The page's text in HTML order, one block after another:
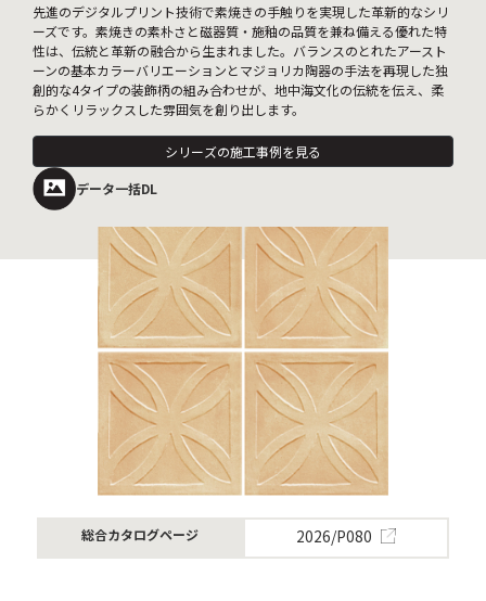
先進のデジタルプリント技術で素焼きの手触りを実現した革新的なシリ
ーズです。素焼きの素朴さと磁器質・施釉の品質を兼ね備える優れた特
性は、伝統と革新の融合から生まれました。バランスのとれたアースト
ーンの基本カラーバリエーションとマジョリカ陶器の手法を再現した独
創的な4タイプの装飾柄の組み合わせが、地中海文化の伝統を伝え、柔
らかくリラックスした雰囲気を創り出します。
シリーズの施工事例を見る
データ一括DL
総合カタログページ 2026/P080